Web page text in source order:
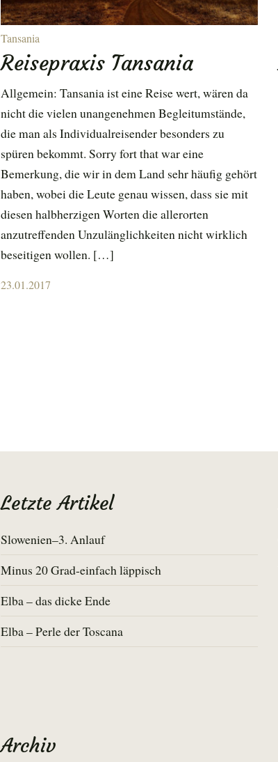
Tansania
Reisepraxis Tansania
Allgemein: Tansania ist eine Reise wert, wären da
nicht die vielen unangenehmen Begleitumstände,
die man als Individualreisender besonders zu
spüren bekommt. Sorry fort that war eine
Bemerkung, die wir in dem Land sehr häufig gehört
haben, wobei die Leute genau wissen, dass sie mit
diesen halbherzigen Worten die allerorten
anzutreffenden Unzulänglichkeiten nicht wirklich
beseitigen wollen. […]
Posted
23.01.2017
Letzte Artikel
Slowenien–3. Anlauf
Minus 20 Grad-einfach läppisch
Elba – das dicke Ende
Elba – Perle der Toscana
Archiv